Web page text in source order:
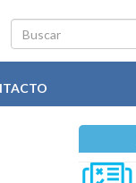
Buscar